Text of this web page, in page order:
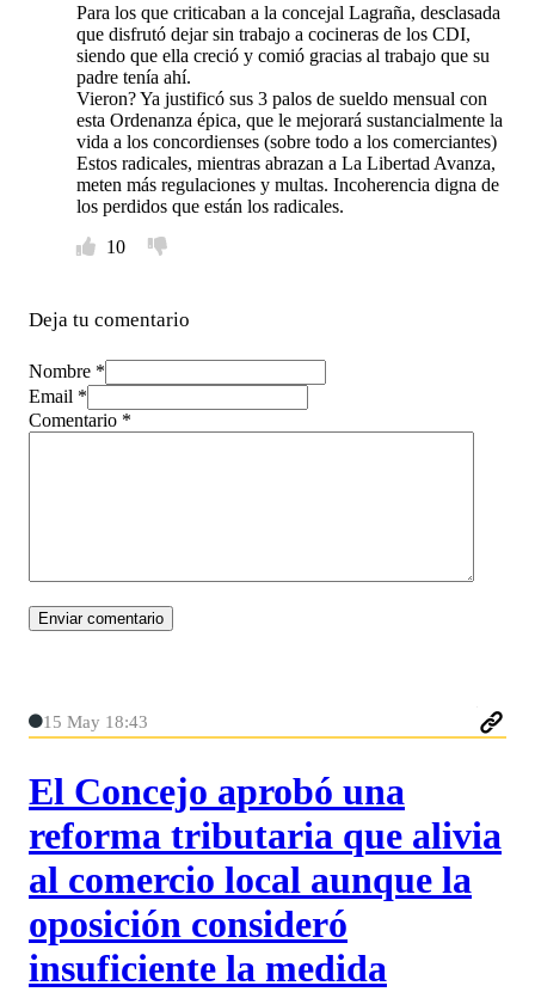
Para los que criticaban a la concejal Lagraña, desclasada
que disfrutó dejar sin trabajo a cocineras de los CDI,
siendo que ella creció y comió gracias al trabajo que su
padre tenía ahí.
Vieron? Ya justificó sus 3 palos de sueldo mensual con
esta Ordenanza épica, que le mejorará sustancialmente la
vida a los concordienses (sobre todo a los comerciantes)
Estos radicales, mientras abrazan a La Libertad Avanza,
meten más regulaciones y multas. Incoherencia digna de
los perdidos que están los radicales.
10
Deja tu comentario
Nombre *
Email *
Comentario *
15 May 18:43
El Concejo aprobó una
reforma tributaria que alivia
al comercio local aunque la
oposición consideró
insuficiente la medida